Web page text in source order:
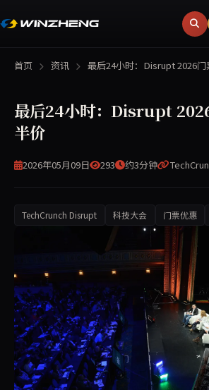
首页 资讯 最后24小时：Disrupt 2026
最后24小时：Disrupt
半价
2026年05月09日 293 约3分钟
TechCrunch Disrupt 科技大会 门票优惠